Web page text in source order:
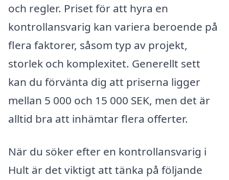
och regler. Priset för att hyra en
kontrollansvarig kan variera beroende på
flera faktorer, såsom typ av projekt,
storlek och komplexitet. Generellt sett
kan du förvänta dig att priserna ligger
mellan 5 000 och 15 000 SEK, men det är
alltid bra att inhämtar flera offerter.
När du söker efter en kontrollansvarig i
Hult är det viktigt att tänka på följande